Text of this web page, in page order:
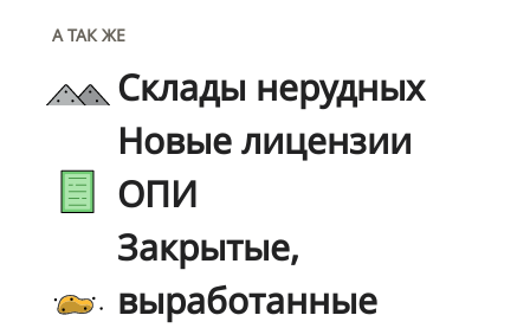
А ТАК ЖЕ
Склады нерудных
Новые лицензии
ОПИ
Закрытые,
выработанные